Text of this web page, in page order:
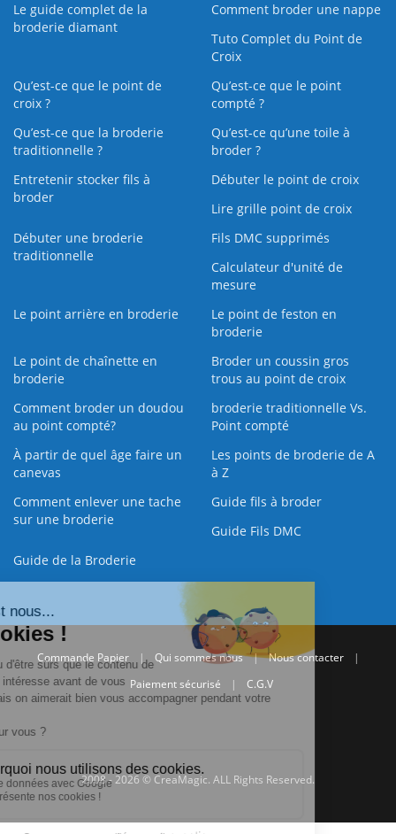
Le guide complet de la
broderie diamant
Comment broder une nappe
Tuto Complet du Point de
Croix
Qu’est-ce que le point de
croix ?
Qu’est-ce que le point
compté ?
Qu’est-ce que la broderie
traditionnelle ?
Qu’est‑ce qu’une toile à
broder ?
Entretenir stocker fils à
broder
Débuter le point de croix
Lire grille point de croix
Débuter une broderie
traditionnelle
Fils DMC supprimés
Calculateur d'unité de
mesure
Le point arrière en broderie
Le point de feston en
broderie
Le point de chaînette en
broderie
Broder un coussin gros
trous au point de croix
Comment broder un doudou
au point compté?
broderie traditionnelle Vs.
Point compté
À partir de quel âge faire un
canevas
Les points de broderie de A
à Z
Comment enlever une tache
sur une broderie
Guide fils à broder
Guide Fils DMC
Guide de la Broderie
Commande Papier | Qui sommes nous | Nous contacter
|
Paiement sécurisé
| C.G.V
2008 - 2026 © CreaMagic. ALL Rights Reserved.